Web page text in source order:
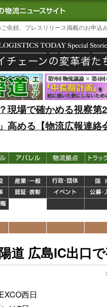
TODAY｜国内最大の物流
依頼、プレスリリース掲載のお申込
現場で確かめる視察第
高める【物流広報連絡
道 広島IC出口
西日